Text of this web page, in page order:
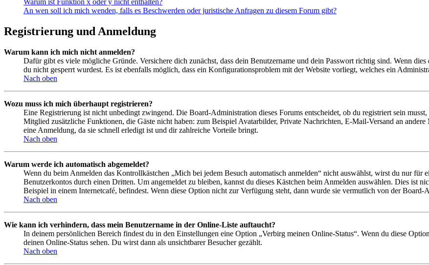
An wen soll ich mich wenden, falls es Beschwerden oder juristische Anfragen zu diesem Forum gibt?
Registrierung und Anmeldung
Warum kann ich mich nicht anmelden?
Dafür gibt es viele mögliche Gründe. Versichere dich zunächst, dass dein Benutzername und dein Passwort richtig sind. Wenn
du nicht gesperrt wurdest. Es ist ebenfalls möglich, dass ein Konfigurationsproblem mit der Website vorliegt, welches ein
Nach oben
Wozu muss ich mich überhaupt registrieren?
Eine Registrierung ist nicht unbedingt zwingend. Die Board-Administration dieses Forums entscheidet, ob du registriert sein
Mitglied zusätzliche Funktionen, die Gäste nicht haben: zum Beispiel Avatarbilder, Private Nachrichten, E-Mail-Versand an
eine Anmeldung, da sie schnell erledigt ist und dir zahlreiche Vorteile bringt.
Nach oben
Warum werde ich automatisch abgemeldet?
Wenn du beim Anmelden das Kontrollkästchen „Mich bei jedem Besuch automatisch anmelden“ nicht auswählst, wirst du nur für
Benutzerkontos durch einen Dritten. Um angemeldet zu bleiben, kannst du dieses Kästchen beim Anmelden auswählen. Dies ist
Beispiel in einem Internetcafé, befindest. Wenn diese Option nicht zur Verfügung steht, dann wurde sie vermutlich von der Board-
Nach oben
Wie kann ich verhindern, dass mein Benutzername in der Online-Liste auftaucht?
In deinem persönlichen Bereich findest du in den Einstellungen eine Option „Verbirg meinen Online-Status“. Wenn du diese
deinen Online-Status sehen. Du wirst dann als unsichtbarer Besucher gezählt.
Nach oben